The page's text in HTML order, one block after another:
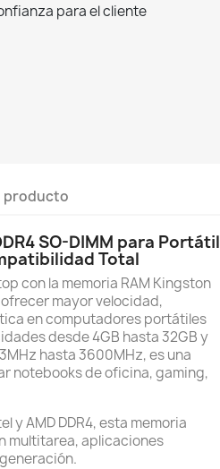
para el cliente
producto
SO-DIMM para Portátil
Total
con la memoria RAM Kingston
ofrecer mayor velocidad,
en computadores portátiles
desde 4GB hasta 32GB y
hasta 3600MHz, es una
notebooks de oficina, gaming,
y AMD DDR4, esta memoria
multitarea, aplicaciones